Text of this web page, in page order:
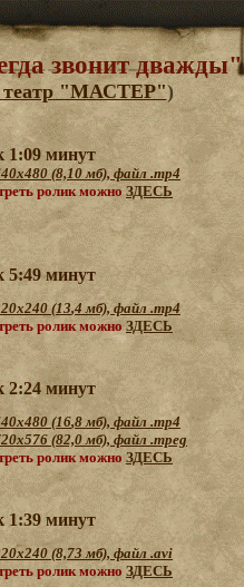
звонит дважды"
театр "МАСТЕР")
1:09 минут
(8,10 мб), файл .mp4
ролик можно ЗДЕСЬ
5:49 минут
(13,4 мб), файл .mp4
ролик можно ЗДЕСЬ
2:24минут
х480 (16,8мб), файл .mp4
20х576 (82,0 мб), файл .mpeg
ролик можно ЗДЕСЬ
1:39 минут
(8,73 мб), файл .avi
ролик можно ЗДЕСЬ